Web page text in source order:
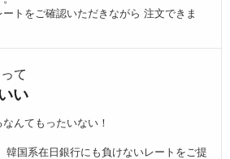
トをご確認いただきながら 注文できま
て
い
んてもったいない！
韓国系在日銀行にも負けないレートをご提